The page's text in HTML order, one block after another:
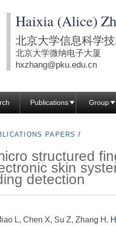
转
到
页
主
要
分
Haixia (Alice)
北京大学信息科学
北京大学微纳电子大厦
hxzhang@pku.edu.cn
Publications Group
PAPERS /
structured
skin
detection
L, Chen X, Su Z, Zhang H.